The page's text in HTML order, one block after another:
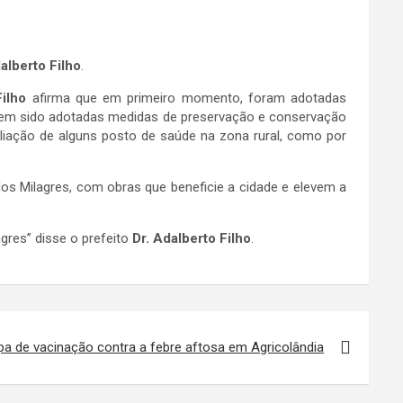
Filho.
afirma que em primeiro momento, foram adotadas
sido adotadas medidas de preservação e conservação
de alguns posto de saúde na zona rural, como por
Milagres, com obras que beneficie a cidade e elevem a
disse o prefeito Dr. Adalberto Filho.
de vacinação contra a febre aftosa em Agricolândia